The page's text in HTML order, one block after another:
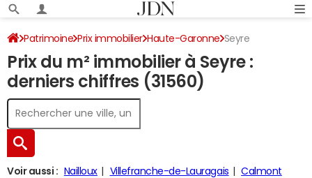
Patrimoine Prix immobilier Haute-Garonne Seyre
Prix du m² immobilier à Seyre :
derniers chiffres (31560)
Voir aussi : Nailloux Villefranche-de-Lauragais Calmont